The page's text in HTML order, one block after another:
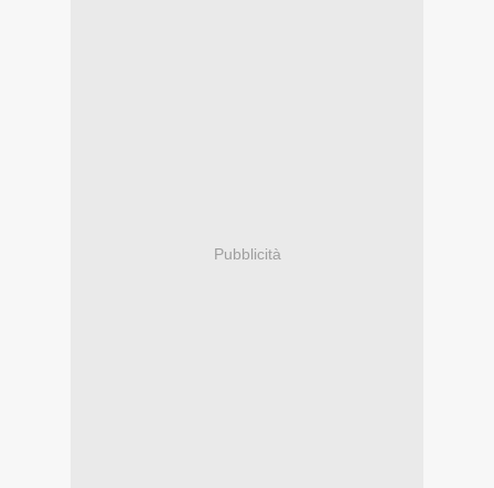
Pubblicità